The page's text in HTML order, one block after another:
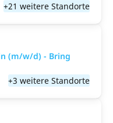
+21 weitere Standorte
(m/w/d) - Bring
+3 weitere Standorte